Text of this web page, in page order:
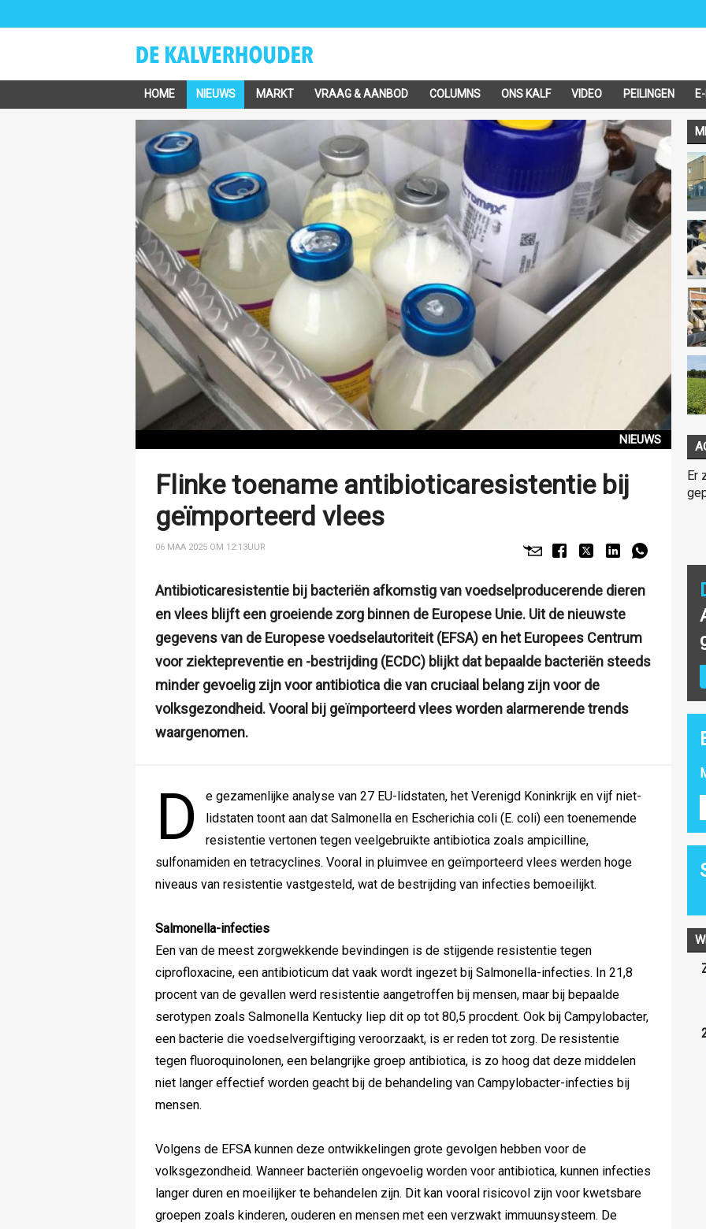
HOME NIEUWS MARKT VRAAG & AANBOD COLUMNS ONS KALF VIDEO PEILINGEN
NIEUWS
Flinke toename antibioticaresistentie bij
geïmporteerd vlees
06 MAA 2025 OM 12:13UUR
Antibioticaresistentie bij bacteriën afkomstig van voedselproducerende dieren
en vlees blijft een groeiende zorg binnen de Europese Unie. Uit de nieuwste
gegevens van de Europese voedselautoriteit (EFSA) en het Europees Centrum
voor ziektepreventie en -bestrijding (ECDC) blijkt dat bepaalde bacteriën steeds
minder gevoelig zijn voor antibiotica die van cruciaal belang zijn voor de
volksgezondheid. Vooral bij geïmporteerd vlees worden alarmerende trends
waargenomen.
D
e gezamenlijke analyse van 27 EU-lidstaten, het Verenigd Koninkrijk en vijf niet-
lidstaten toont aan dat Salmonella en Escherichia coli (E. coli) een toenemende
resistentie vertonen tegen veelgebruikte antibiotica zoals ampicilline,
sulfonamiden en tetracyclines. Vooral in pluimvee en geïmporteerd vlees werden hoge
niveaus van resistentie vastgesteld, wat de bestrijding van infecties bemoeilijkt.
Salmonella-infecties
Een van de meest zorgwekkende bevindingen is de stijgende resistentie tegen
ciprofloxacine, een antibioticum dat vaak wordt ingezet bij Salmonella-infecties. In 21,8
procent van de gevallen werd resistentie aangetroffen bij mensen, maar bij bepaalde
serotypen zoals Salmonella Kentucky liep dit op tot 80,5 procdent. Ook bij Campylobacter,
een bacterie die voedselvergiftiging veroorzaakt, is er reden tot zorg. De resistentie
tegen fluoroquinolonen, een belangrijke groep antibiotica, is zo hoog dat deze middelen
niet langer effectief worden geacht bij de behandeling van Campylobacter-infecties bij
mensen.
Volgens de EFSA kunnen deze ontwikkelingen grote gevolgen hebben voor de
volksgezondheid. Wanneer bacteriën ongevoelig worden voor antibiotica, kunnen infecties
langer duren en moeilijker te behandelen zijn. Dit kan vooral risicovol zijn voor kwetsbare
groepen zoals kinderen, ouderen en mensen met een verzwakt immuunsysteem. De
Er